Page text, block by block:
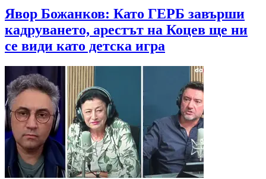
Явор Божанков: Като ГЕРБ завърши
кадруването, арестът на Коцев ще ни
се види като детска игра